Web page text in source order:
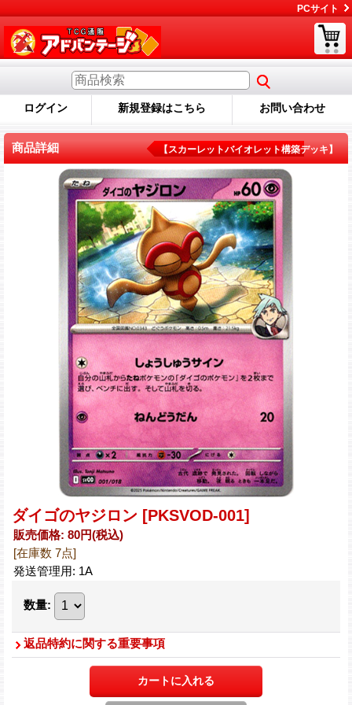
PCサイト
ログイン 新規登録はこちら お問い合わせ
商品詳細 【スカーレットバイオレット構築デッキ】
ダイゴのヤジロン [PKSVOD-001]
販売価格: 80円(税込)
[在庫数 7点]
発送管理用: 1A
数量:
返品特約に関する重要事項